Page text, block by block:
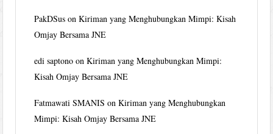
PakDSus onKiriman yang Menghubungkan Mimpi: Kisah
Omjay Bersama JNE
edi saptono onKiriman yang Menghubungkan Mimpi:
Kisah Omjay Bersama JNE
Fatmawati SMANIS onKiriman yang Menghubungkan
Mimpi: Kisah Omjay Bersama JNE